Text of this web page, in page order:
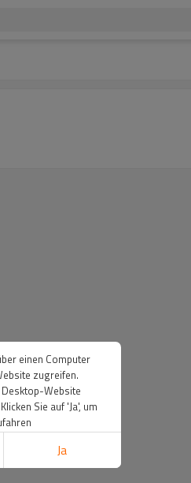
einen Computer
zugreifen.
Website
Sie auf 'Ja', um
Ja